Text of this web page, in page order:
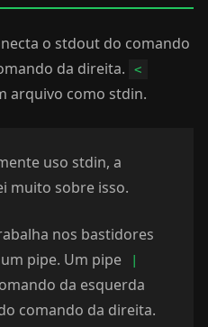
o stdout do comando
da direita.
<
arquivo como stdin.
uso stdin, a
muito sobre isso.
nos bastidores
pipe. Um pipe
da esquerda
comando da direita.